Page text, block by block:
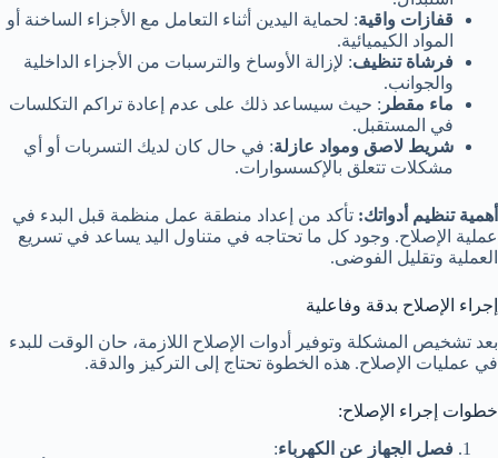
قفازات واقية: لحماية اليدين أثناء التعامل مع الأجزاء الساخنة أو
المواد الكيميائية.
فرشاة تنظيف: لإزالة الأوساخ والترسبات من الأجزاء الداخلية
والجوانب.
ماء مقطر : حيث سيساعد ذلك على عدم إعادة تراكم التكلسات
في المستقبل.
شريط لاصق ومواد عازلة: في حال كان لديك التسربات أو أي
مشكلات تتعلق بالإكسسوارات.
أهمية تنظيم أدواتك: تأكد من إعداد منطقة عمل منظمة قبل البدء في
عملية الإصلاح. وجود كل ما تحتاجه في متناول اليد يساعد في تسريع
العملية وتقليل الفوضى.
إجراء الإصلاح بدقة وفاعلية
بعد تشخيص المشكلة وتوفير أدوات الإصلاح اللازمة، حان الوقت للبدء
في عمليات الإصلاح. هذه الخطوة تحتاج إلى التركيز والدقة.
خطوات إجراء الإصلاح:
فصل الجهاز عن الكهرباء: